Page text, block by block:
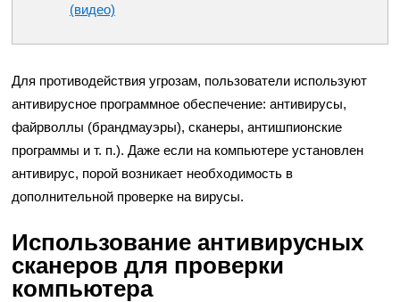
(видео)
Для противодействия угрозам, пользователи используют
антивирусное программное обеспечение: антивирусы,
файрволлы (брандмауэры), сканеры, антишпионские
программы и т. п.). Даже если на компьютере установлен
антивирус, порой возникает необходимость в
дополнительной проверке на вирусы.
Использование антивирусных
сканеров для проверки
компьютера